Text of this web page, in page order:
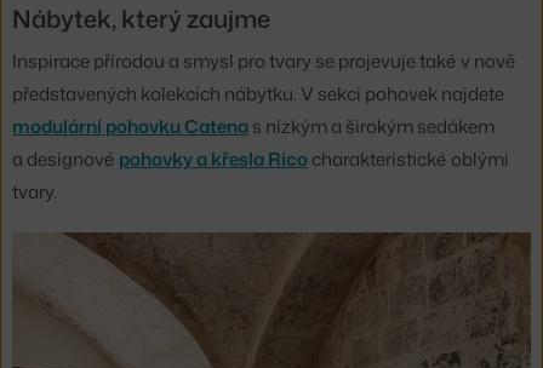
Nábytek, který zaujme
Inspirace přírodou a smysl pro tvary se projevuje také v nově
představených kolekcích nábytku. V sekci pohovek najdete
modulární pohovku Catenas nízkým a širokým sedákem
a designové pohovky a křesla Ricocharakteristické oblými
tvary.